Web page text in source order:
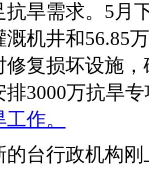
抗旱需求。5月
溉机井和56.85
修复损坏设施
排3000万抗旱
作。
的台行政机构